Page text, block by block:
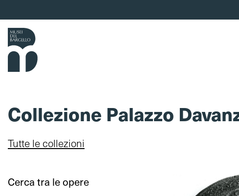
Collezione Palazzo
Tutte le collezioni
Cerca tra le opere